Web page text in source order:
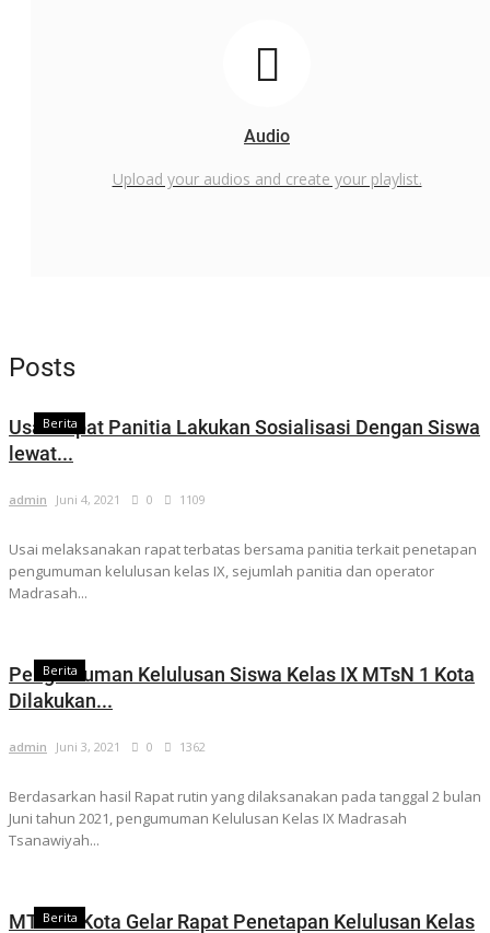
Audio
Upload your audios and create your playlist.
Posts
Berita
Usai Rapat Panitia Lakukan Sosialisasi Dengan Siswa
lewat...
admin Juni 4, 2021 0 1109
Usai melaksanakan rapat terbatas bersama panitia terkait penetapan
pengumuman kelulusan kelas IX, sejumlah panitia dan operator
Madrasah...
Berita
Pengumuman Kelulusan Siswa Kelas IX MTsN 1 Kota
Dilakukan...
admin Juni 3, 2021 0 1362
Berdasarkan hasil Rapat rutin yang dilaksanakan pada tanggal 2 bulan
Juni tahun 2021, pengumuman Kelulusan Kelas IX Madrasah
Tsanawiyah...
Berita
MTsN 1 Kota Gelar Rapat Penetapan Kelulusan Kelas